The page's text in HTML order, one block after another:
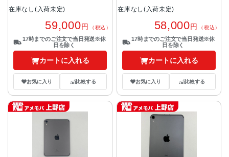
在庫なし(入荷未定)
59,000円 （税込）
17時までのご注文で当日発送※休
日を除く
カートに入れる
お気に入り 比較する
在庫なし(入荷未定)
58,000円 （税込）
17時までのご注文で当日発送※休
日を除く
カートに入れる
お気に入り 比較する